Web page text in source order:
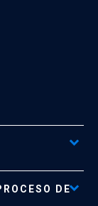
DE